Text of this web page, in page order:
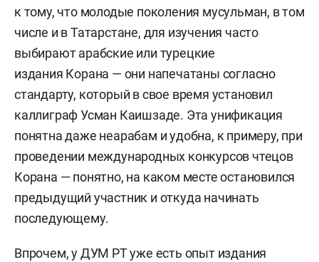
к тому, что молодые поколения мусульман, в том
числе и в Татарстане, для изучения часто
выбирают арабские или турецкие
издания Корана — они напечатаны согласно
стандарту, который в свое время установил
каллиграф Усман Каишзаде. Эта унификация
понятна даже неарабам и удобна, к примеру, при
проведении международных конкурсов чтецов
Корана — понятно, на каком месте остановился
предыдущий участник и откуда начинать
последующему.
Впрочем, у ДУМ РТ уже есть опыт издания